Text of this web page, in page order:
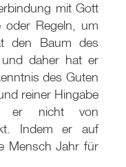
mit Gott
oder Regeln, um
den Baum des
daher hat er
des Guten
reiner Hingabe
er nicht von
Indem er auf
Mensch Jahr für